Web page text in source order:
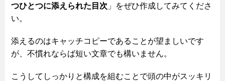
つひとつに添えられた目次 」をぜひ作成してみてくださ
い。
添えるのはキャッチコピーであることが望ましいです
が、不慣れならば短い文章でも構いません。
こうしてしっかりと構成を組むことで頭の中がスッキリ